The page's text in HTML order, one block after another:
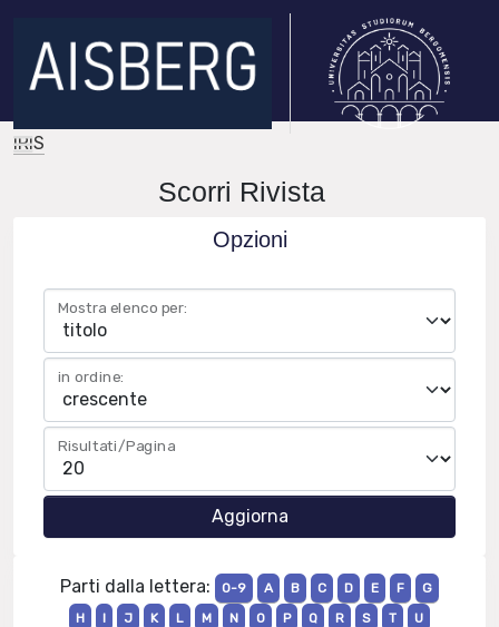
IRIS
Scorri Rivista
Opzioni
Mostra elenco per:
in ordine:
Risultati/Pagina
Parti dalla lettera: 0-9 A B C D E F
G
H
I J K L M N O P Q R S T
U